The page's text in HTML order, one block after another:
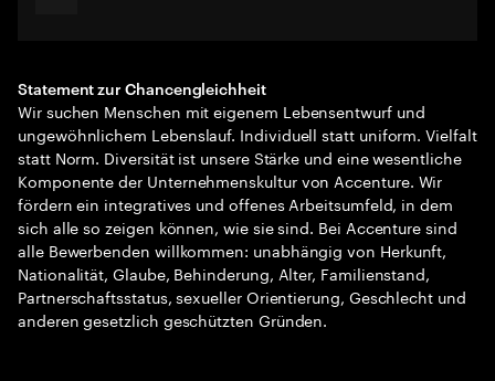
Statement zur Chancengleichheit
Wir suchen Menschen mit eigenem Lebensentwurf und
ungewöhnlichem Lebenslauf. Individuell statt uniform. Vielfalt
statt Norm. Diversität ist unsere Stärke und eine wesentliche
Komponente der Unternehmenskultur von Accenture. Wir
fördern ein integratives und offenes Arbeitsumfeld, in dem
sich alle so zeigen können, wie sie sind. Bei Accenture sind
alle Bewerbenden willkommen: unabhängig von Herkunft,
Nationalität, Glaube, Behinderung, Alter, Familienstand,
Partnerschaftsstatus, sexueller Orientierung, Geschlecht und
anderen gesetzlich geschützten Gründen.